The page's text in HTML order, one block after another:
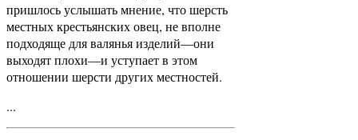
пришлось услышать мнение, что шерсть
местных крестьянских овец, не вполне
подходяще для валянья изделий—они
выходят плохи—и уступает в этом
отношении шерсти других местностей.
...